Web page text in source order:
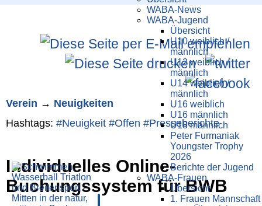
WABA-News
WABA-Jugend
Übersicht
U10 weiblich /
männlich
U12 weiblich /
männlich
U14 weiblich /
männlich
U16 weiblich
U16 männlich
U18 männlich
Peter Furmaniak
Youngster Trophy
2026
Berichte der Jugend
WABA-Frauen
Übersicht
1. Frauen Mannschaft
Verein → Neuigkeiten
Hashtags: #Neuigkeit #Offen #Presse­berichte
Indi­vidu­elles Online-
Buchungs­system für BWB